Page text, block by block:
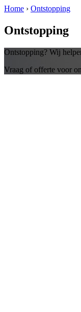
Home › Ontstopping
Ontstopping
Ontstopping? Wij
Vraag of offerte voor